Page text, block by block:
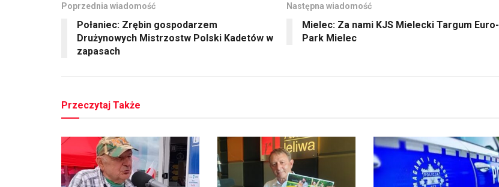
Poprzednia wiadomość
Połaniec: Zrębin gospodarzem
Drużynowych Mistrzostw Polski Kadetów w
zapasach
Następna wiadomość
Mielec: Za nami KJS Mielecki Targum Euro-
Park Mielec
Przeczytaj Także